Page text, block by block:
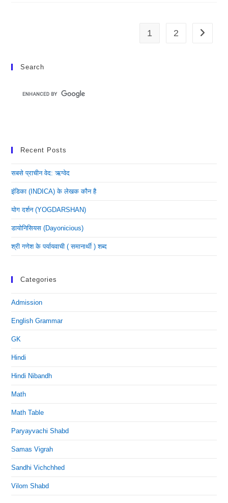
1 2 Go To
Search
Recent Posts
सबसे प्राचीन वेद: ऋग्वेद
इंडिका (INDICA) के लेखक कौन है
योग दर्शन (YOGDARSHAN)
डायोनिसियस (dayonicious)
श्री गणेश के पर्यायवाची ( समानार्थी ) शब्द
Categories
Admission
English Grammar
GK
Hindi
Hindi Nibandh
Math
Math Table
Paryayvachi Shabd
Samas Vigrah
Sandhi Vichchhed
Vilom Shabd